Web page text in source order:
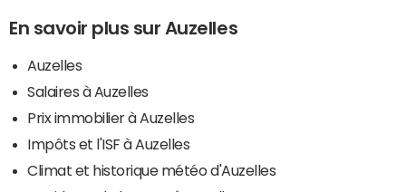
En savoir plus sur Auzelles
Auzelles
Salaires à Auzelles
Prix immobilier à Auzelles
Impôts et l'ISF à Auzelles
Climat et historique météo d'Auzelles